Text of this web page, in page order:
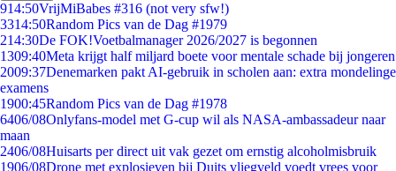
914:50VrijMiBabes #316 (not very sfw!)
3314:50Random Pics van de Dag #1979
214:30De FOK!Voetbalmanager 2026/2027 is begonnen
1309:40Meta krijgt half miljard boete voor mentale schade bij jongeren
2009:37Denemarken pakt AI-gebruik in scholen aan: extra mondelinge
examens
1900:45Random Pics van de Dag #1978
6406/08Onlyfans-model met G-cup wil als NASA-ambassadeur naar
maan
2406/08Huisarts per direct uit vak gezet om ernstig alcoholmisbruik
1906/08Drone met explosieven bij Duits vliegveld voedt vrees voor